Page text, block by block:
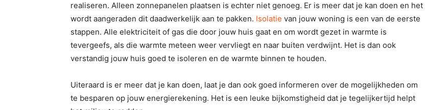
realiseren. Alleen zonnepanelen plaatsen is echter niet genoeg. Er is meer dat je kan doen en het
wordt aangeraden dit daadwerkelijk aan te pakken. Isolatie van jouw woning is een van de eerste
stappen. Alle elektriciteit of gas die door jouw huis gaat en om wordt gezet in warmte is
tevergeefs, als die warmte meteen weer vervliegt en naar buiten verdwijnt. Het is dan ook
verstandig jouw huis goed te isoleren en de warmte binnen te houden.
Uiteraard is er meer dat je kan doen, laat je dan ook goed informeren over de mogelijkheden om
te besparen op jouw energierekening. Het is een leuke bijkomstigheid dat je tegelijkertijd helpt